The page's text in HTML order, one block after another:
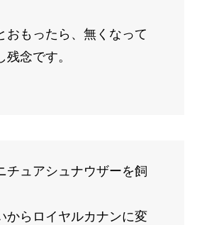
おもったら、無くなって
残念です。
チュアシュナウザーを飼
からロイヤルカナンに変